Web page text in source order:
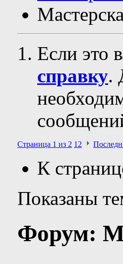
Если это
справку.
Страница 1 из 2 1 2
К
Показаны
Форум: